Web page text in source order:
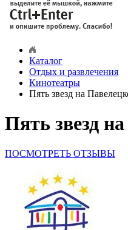
Каталог
Отдых и развлечения
Кинотеатры
Пять звезд на
Пять звезд
ПОСМОТРЕТЬ ОТЗЫВЫ